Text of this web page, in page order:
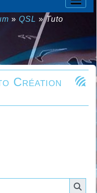
» QSL »Tuto
Création